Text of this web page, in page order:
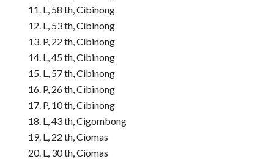
L, 58 th, Cibinong
L, 53 th, Cibinong
P, 22 th, Cibinong
L, 45 th, Cibinong
L, 57 th, Cibinong
P, 26 th, Cibinong
P, 10 th, Cibinong
L, 43 th, Cigombong
L, 22 th, Ciomas
L, 30 th, Ciomas